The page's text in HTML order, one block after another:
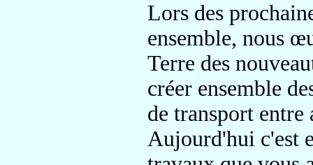
Lors des
ensemble, nous
Terre des
créer ensemble
de transport entre
Aujourd'hui c'est